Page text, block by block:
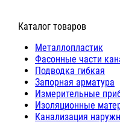
⠀Каталог товаров
Металлопластик
Фасонные части
Подводка гибкая
Запорная арматура
Измерительные
Изоляционные
Канализация